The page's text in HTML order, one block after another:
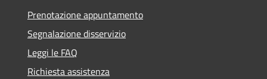
Prenotazione appuntamento
Segnalazione disservizio
Leggi le FAQ
Richiesta assistenza